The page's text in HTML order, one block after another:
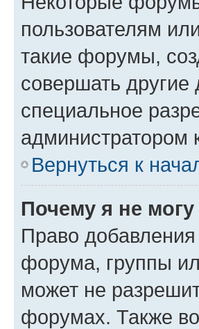
пользователям
такие форумы,
совершать другие
специальное
администратором
Вернуться к
Почему я не
Право
форума, группы
может не
форумах. Также